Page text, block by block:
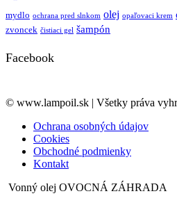
mydlo ochrana pred slnkom olej opaľovaci krem
zvoncek čistiaci gel šampón
Facebook
© www.lampoil.sk | Všetky práva
Ochrana osobných údajov
Cookies
Obchodné podmienky
Kontakt
Vonný olej OVOCNÁ ZÁHRADA